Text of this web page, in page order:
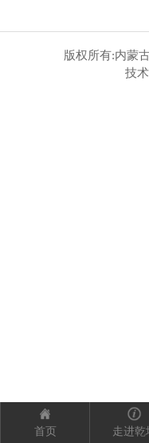
版权所有:内蒙
技
首页 走进乾